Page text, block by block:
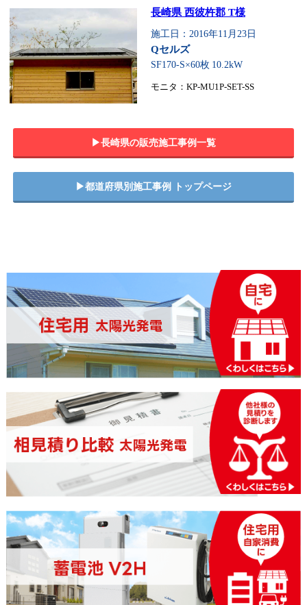
長崎県 西彼杵郡 T様
施工日：2016年11月23日
Qセルズ
SF170-S×60枚 10.2kW
モニタ：KP-MU1P-SET-SS
▶︎長崎県の販売施工事例一覧
▶︎都道府県別施工事例 トップページ